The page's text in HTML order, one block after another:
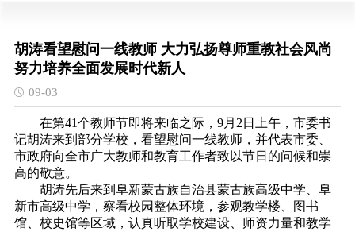
胡涛看望慰问一线教师 大力弘扬尊师重教社会风尚
努力培养全面发展时代新人
09-03
在第41个教师节即将来临之际，9月2日上午，市委书
记胡涛来到部分学校，看望慰问一线教师，并代表市委、
市政府向全市广大教师和教育工作者致以节日的问候和崇
高的敬意。
胡涛先后来到阜新蒙古族自治县蒙古族高级中学、阜
新市高级中学，察看校园整体环境，参观教学楼、图书
馆、校史馆等区域，认真听取学校建设、师资力量和教学